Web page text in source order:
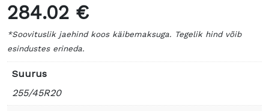
284.02 €
*Soovituslik jaehind koos käibemaksuga. Tegelik hind võib
esindustes erineda.
Suurus
255/45R20